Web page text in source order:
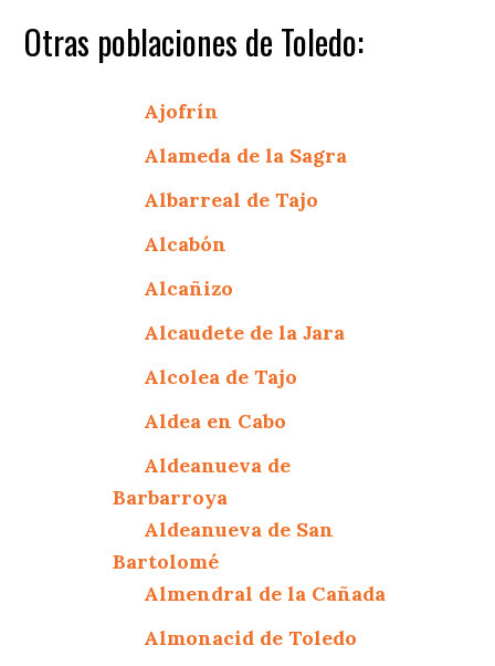
Otras poblaciones de Toledo:
Ajofrín
Alameda de la Sagra
Albarreal de Tajo
Alcabón
Alcañizo
Alcaudete de la Jara
Alcolea de Tajo
Aldea en Cabo
Aldeanueva de
Barbarroya
Aldeanueva de San
Bartolomé
Almendral de la Cañada
Almonacid de Toledo